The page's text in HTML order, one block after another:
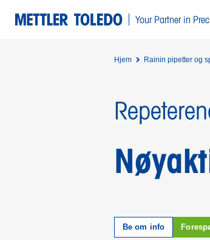
Your Partner in
Hjem Rainin pipetter og
Be om info